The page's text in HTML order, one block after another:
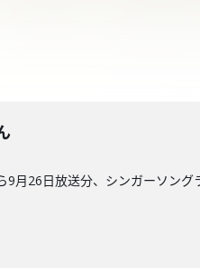
月26日放送分、シンガーソング